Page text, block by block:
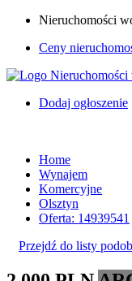
Nieruchomości
Ceny
Dodaj ogłoszenie
Home
Wynajem
Komercyjne
Olsztyn
Oferta: 14939541
Przejdź do listy